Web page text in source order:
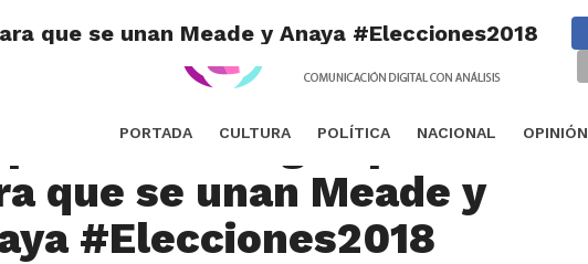
PORTADA CULTURA POLÍTICA NACIONAL OPINIÓN
que se unan Meade y Anaya #Elecciones2018
niegan presión
que se unan Meade y
#Elecciones2018